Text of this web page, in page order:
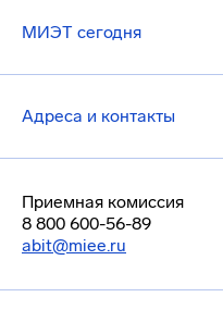
МИЭТ сегодня
Адреса и контакты
Приемная комиссия
8 800 600-56-89
abit@miee.ru